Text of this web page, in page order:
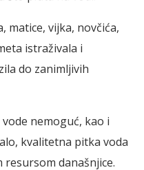
matice, vijka, novčića,
istraživala i
do zanimljivih
nemoguć, kao i
kvalitetna pitka voda
današnjice.